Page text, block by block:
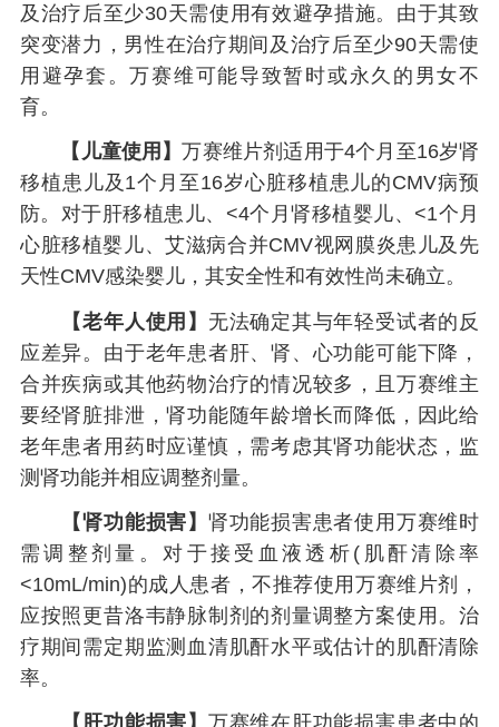
及治疗后至少30天需使用有效避孕措施。由于其致
突变潜力，男性在治疗期间及治疗后至少90天需使
用避孕套。万赛维可能导致暂时或永久的男女不
育。
【儿童使用】万赛维片剂适用于4个月至16岁肾
移植患儿及1个月至16岁心脏移植患儿的CMV病预
防。对于肝移植患儿、<4个月肾移植婴儿、<1个月
心脏移植婴儿、艾滋病合并CMV视网膜炎患儿及先
天性CMV感染婴儿，其安全性和有效性尚未确立。
【老年人使用】 无法确定其与年轻受试者的反
应差异。由于老年患者肝、肾、心功能可能下降，
合并疾病或其他药物治疗的情况较多，且万赛维主
要经肾脏排泄，肾功能随年龄增长而降低，因此给
老年患者用药时应谨慎，需考虑其肾功能状态，监
测肾功能并相应调整剂量。
【肾功能损害】 肾功能损害患者使用万赛维时
需调整剂量。对于接受血液透析(肌酐清除率
<10mL/min)的成人患者，不推荐使用万赛维片剂，
应按照更昔洛韦静脉制剂的剂量调整方案使用。治
疗期间需定期监测血清肌酐水平或估计的肌酐清除
率。